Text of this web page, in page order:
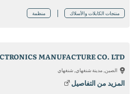
منتجات الكابلات والأسلاك منظمة
الصين, مدينة شنغهاي, شنغهاي
المزيد من التفاصيل